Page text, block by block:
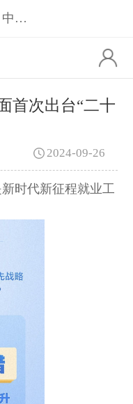
就业重磅文件！中央层面首次出台“二十四条”
首次出台“二十
2024-09-26
时代新征程就业工